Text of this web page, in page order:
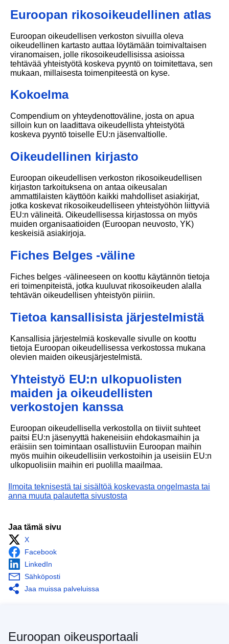
Euroopan rikosoikeudellinen atlas
Euroopan oikeudellisen verkoston sivuilla oleva
oikeudellinen kartasto auttaa löytämään toimivaltaisen
viranomaisen, jolle rikosoikeudellisissa asioissa
tehtävää yhteistyötä koskeva pyyntö on toimitettava, sen
mukaan, millaisesta toimenpiteestä on kyse.
Kokoelma
Compendium on yhteydenottoväline, josta on apua
silloin kun on laadittava oikeudellista yhteistyötä
koskeva pyyntö toiselle EU:n jäsenvaltiolle.
Oikeudellinen kirjasto
Euroopan oikeudellisen verkoston rikosoikeudellisen
kirjaston tarkoituksena on antaa oikeusalan
ammattilaisten käyttöön kaikki mahdolliset asiakirjat,
jotka koskevat rikosoikeudelliseen yhteistyöhön liittyviä
EU:n välineitä. Oikeudellisessa kirjastossa on myös
muiden organisaatioiden (Euroopan neuvosto, YK)
keskeisiä asiakirjoja.
Fiches Belges -väline
Fiches belges -välineeseen on koottu käytännön tietoja
eri toimenpiteistä, jotka kuuluvat rikosoikeuden alalla
tehtävän oikeudellisen yhteistyön piiriin.
Tietoa kansallisista järjestelmistä
Kansallisia järjestelmiä koskevalle sivulle on koottu
tietoja Euroopan oikeudellisessa verkostossa mukana
olevien maiden oikeusjärjestelmistä.
Yhteistyö EU:n ulkopuolisten
maiden ja oikeudellisten
verkostojen kanssa
Euroopan oikeudellisella verkostolla on tiiviit suhteet
paitsi EU:n jäsenyyttä hakeneisiin ehdokasmaihin ja
eräisiin sen toimintaan osallistuviin Euroopan maihin
myös muihin oikeudellisiin verkostoihin ja useisiin EU:n
ulkopuolisiin maihin eri puolilla maailmaa.
Ilmoita teknisestä tai sisältöä koskevasta ongelmasta tai
anna muuta palautetta sivustosta
Jaa tämä sivu
X
Facebook
LinkedIn
Sähköposti
Jaa muissa palveluissa
Euroopan oikeusportaali